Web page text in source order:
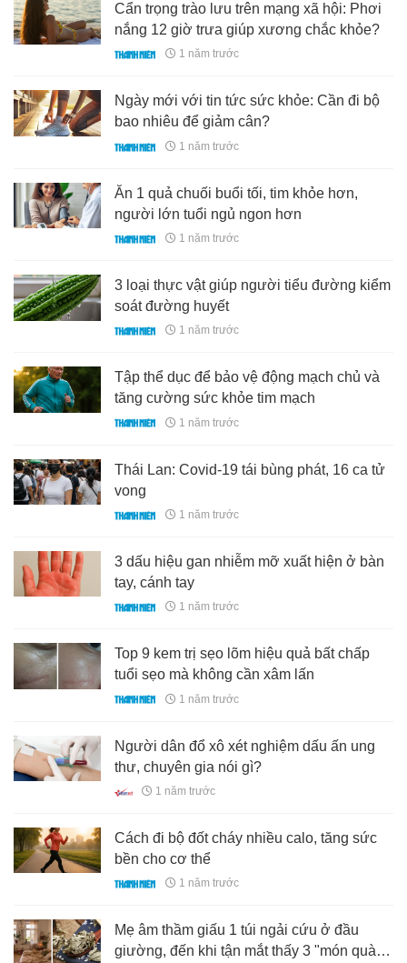
Cẩn trọng trào lưu trên mạng xã hội: Phơi
nắng 12 giờ trưa giúp xương chắc khỏe?
1 năm trước
Ngày mới với tin tức sức khỏe: Cần đi bộ
bao nhiêu để giảm cân?
1 năm trước
Ăn 1 quả chuối buổi tối, tim khỏe hơn,
người lớn tuổi ngủ ngon hơn
1 năm trước
3 loại thực vật giúp người tiểu đường kiểm
soát đường huyết
1 năm trước
Tập thể dục để bảo vệ động mạch chủ và
tăng cường sức khỏe tim mạch
1 năm trước
Thái Lan: Covid-19 tái bùng phát, 16 ca tử
vong
1 năm trước
3 dấu hiệu gan nhiễm mỡ xuất hiện ở bàn
tay, cánh tay
1 năm trước
Top 9 kem trị sẹo lõm hiệu quả bất chấp
tuổi sẹo mà không cần xâm lấn
1 năm trước
Người dân đổ xô xét nghiệm dấu ấn ung
thư, chuyên gia nói gì?
1 năm trước
Cách đi bộ đốt cháy nhiều calo, tăng sức
bền cho cơ thể
1 năm trước
Mẹ âm thầm giấu 1 túi ngải cứu ở đầu
giường, đến khi tận mắt thấy 3 "món quà"